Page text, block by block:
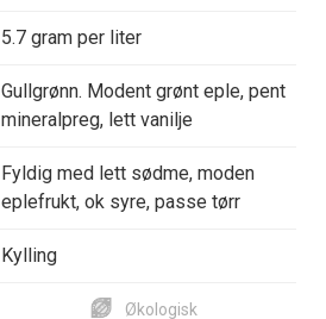
5.7 gram per liter
Gullgrønn. Modent grønt eple, pent
mineralpreg, lett vanilje
Fyldig med lett sødme, moden
eplefrukt, ok syre, passe tørr
Kylling
Økologisk